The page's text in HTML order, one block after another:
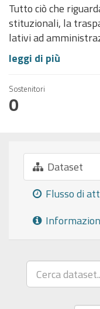
Tutto ciò che
stituzionali, la
lativi ad
leggi di più
Sostenitori
0
Dataset
Flusso di